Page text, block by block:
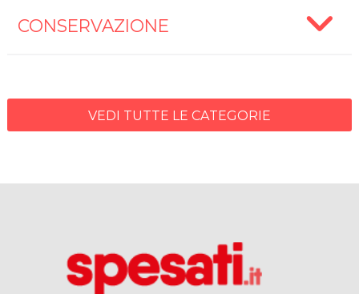
CONSERVAZIONE
VEDI TUTTE LE CATEGORIE